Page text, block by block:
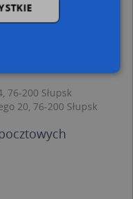
Marzenna i
16A, 76-200 Słupsk
49, 76-200
76-200 Słupsk
20, 76-200 Słupsk
Targetowanie
takich
kontem.
można